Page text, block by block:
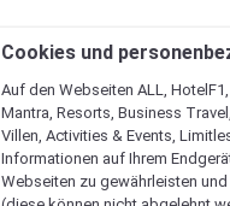
Cookies und
Auf den Webseiten ALL,
Mantra, Resorts, Business
Villen, Activities & Events,
Informationen auf Ihrem
Webseiten zu gewährleisten